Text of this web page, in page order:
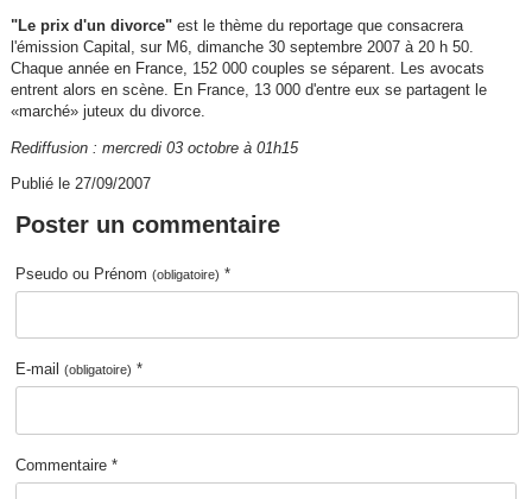
"Le prix d'un divorce"est le thème du reportage que consacrera
l'émission Capital, sur M6, dimanche 30 septembre 2007 à 20 h 50.
Chaque année en France, 152 000 couples se séparent. Les avocats
entrent alors en scène. En France, 13 000 d'entre eux se partagent le
«marché» juteux du divorce.
Rediffusion : mercredi 03 octobre à 01h15
Publié le 27/09/2007
Poster un commentaire
Pseudo ou Prénom(obligatoire) *
E-mail(obligatoire) *
Commentaire *